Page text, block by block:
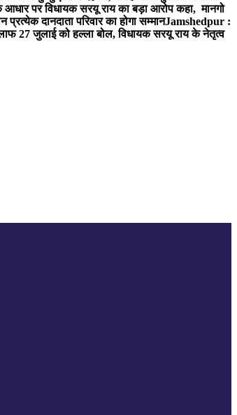
पर विधायक सरयू राय का बड़ा आरोप कहा, मानगो
दानदाता परिवार का होगा सम्मानJamshedpur :
27 जुलाई को हल्ला बोल, विधायक सरयू राय के नेतृत्व